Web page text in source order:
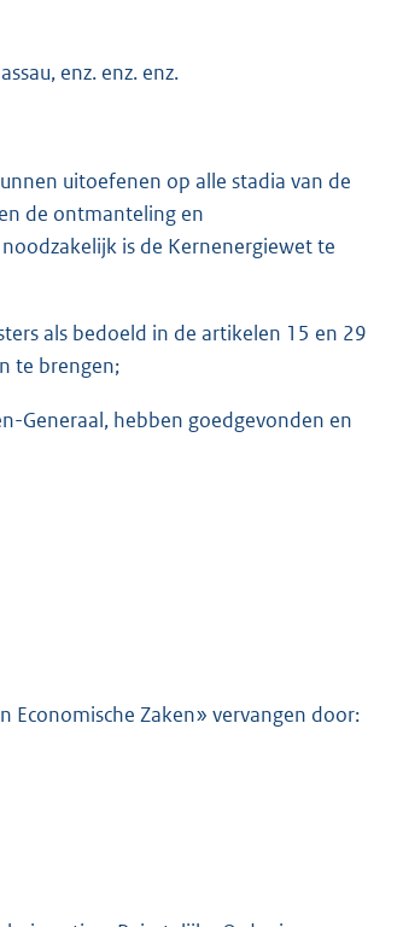
enz. enz. enz.
uitoefenen op alle stadia van de
de ontmanteling en
is de Kernenergiewet te
als bedoeld in de artikelen 15 en 29
te brengen;
Generaal, hebben goedgevonden en
Economische Zaken» vervangen door: